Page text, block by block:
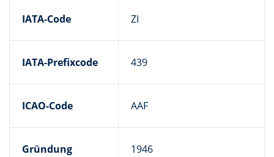
IATA-Code ZI
IATA-Prefixcode 439
ICAO-Code AAF
Gründung 1946